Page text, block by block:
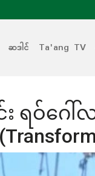
ဆဒါင် Ta'ang TV
ရဝ်ဂေါ်